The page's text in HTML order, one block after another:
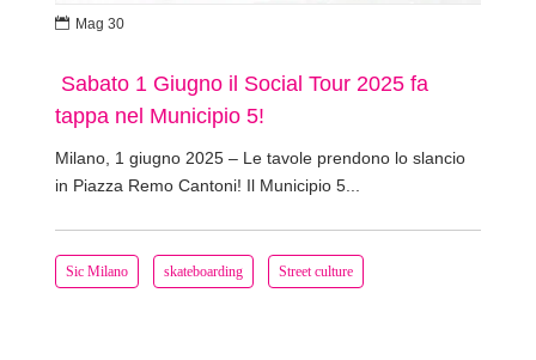
Sic Milano skateboarding Street culture
Sabato 1 Giugno il Social Tour 2025 fa
tappa nel Municipio 5!
Milano, 1 giugno 2025 – Le tavole prendono lo slancio
in Piazza Remo Cantoni! Il Municipio 5...
 Mag 30